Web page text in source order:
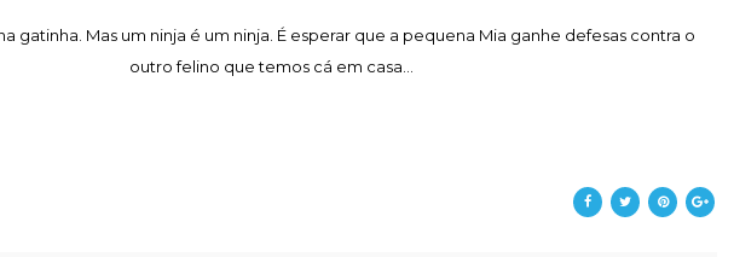
gatinha. Mas um ninja é um ninja. É esperar que a pequena Mia ganhe defesas contra o
outro felino que temos cá em casa...